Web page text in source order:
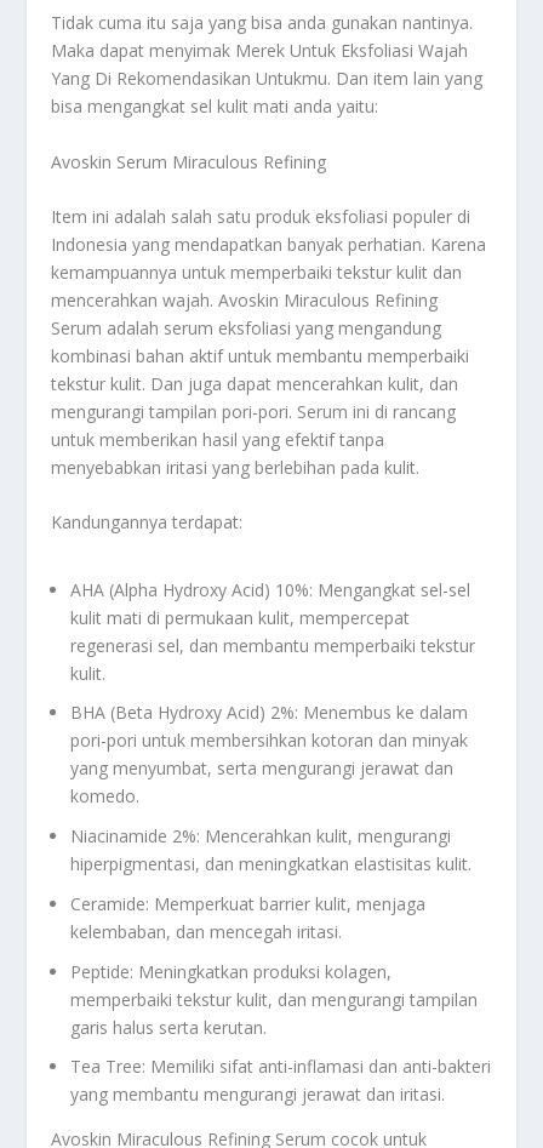
Tidak cuma itu saja yang bisa anda gunakan nantinya.
Maka dapat menyimak Merek Untuk Eksfoliasi Wajah
Yang Di Rekomendasikan Untukmu. Dan item lain yang
bisa mengangkat sel kulit mati anda yaitu:
Avoskin Serum Miraculous Refining
Item ini adalah salah satu produk eksfoliasi populer di
Indonesia yang mendapatkan banyak perhatian. Karena
kemampuannya untuk memperbaiki tekstur kulit dan
mencerahkan wajah. Avoskin Miraculous Refining
Serum adalah serum eksfoliasi yang mengandung
kombinasi bahan aktif untuk membantu memperbaiki
tekstur kulit. Dan juga dapat mencerahkan kulit, dan
mengurangi tampilan pori-pori. Serum ini di rancang
untuk memberikan hasil yang efektif tanpa
menyebabkan iritasi yang berlebihan pada kulit.
Kandungannya terdapat:
AHA (Alpha Hydroxy Acid) 10%: Mengangkat sel-sel
kulit mati di permukaan kulit, mempercepat
regenerasi sel, dan membantu memperbaiki tekstur
kulit.
BHA (Beta Hydroxy Acid) 2%: Menembus ke dalam
pori-pori untuk membersihkan kotoran dan minyak
yang menyumbat, serta mengurangi jerawat dan
komedo.
Niacinamide 2%: Mencerahkan kulit, mengurangi
hiperpigmentasi, dan meningkatkan elastisitas kulit.
Ceramide: Memperkuat barrier kulit, menjaga
kelembaban, dan mencegah iritasi.
Peptide: Meningkatkan produksi kolagen,
memperbaiki tekstur kulit, dan mengurangi tampilan
garis halus serta kerutan.
Tea Tree: Memiliki sifat anti-inflamasi dan anti-bakteri
yang membantu mengurangi jerawat dan iritasi.
Avoskin Miraculous Refining Serum cocok untuk